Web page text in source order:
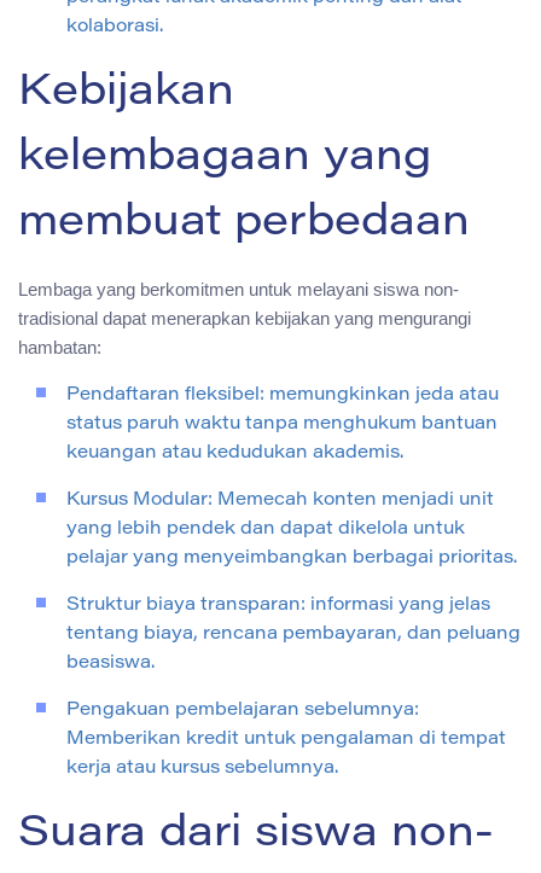
kolaborasi.
Kebijakan
kelembagaan yang
membuat perbedaan
Lembaga yang berkomitmen untuk melayani siswa non-
tradisional dapat menerapkan kebijakan yang mengurangi
hambatan:
Pendaftaran fleksibel: memungkinkan jeda atau
status paruh waktu tanpa menghukum bantuan
keuangan atau kedudukan akademis.
Kursus Modular: Memecah konten menjadi unit
yang lebih pendek dan dapat dikelola untuk
pelajar yang menyeimbangkan berbagai prioritas.
Struktur biaya transparan: informasi yang jelas
tentang biaya, rencana pembayaran, dan peluang
beasiswa.
Pengakuan pembelajaran sebelumnya:
Memberikan kredit untuk pengalaman di tempat
kerja atau kursus sebelumnya.
Suara dari siswa non-